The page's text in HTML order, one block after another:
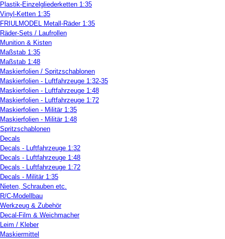
Plastik-Einzelgliederketten 1:35
Vinyl-Ketten 1:35
FRIULMODEL Metall-Räder 1:35
Räder-Sets / Laufrollen
Munition & Kisten
Maßstab 1:35
Maßstab 1:48
Maskierfolien / Spritzschablonen
Maskierfolien - Luftfahrzeuge 1:32-35
Maskierfolien - Luftfahrzeuge 1:48
Maskierfolien - Luftfahrzeuge 1:72
Maskierfolien - Militär 1:35
Maskierfolien - Militär 1:48
Spritzschablonen
Decals
Decals - Luftfahrzeuge 1:32
Decals - Luftfahrzeuge 1:48
Decals - Luftfahrzeuge 1:72
Decals - Militär 1:35
Nieten, Schrauben etc.
R/C-Modellbau
Werkzeug & Zubehör
Decal-Film & Weichmacher
Leim / Kleber
Maskiermittel